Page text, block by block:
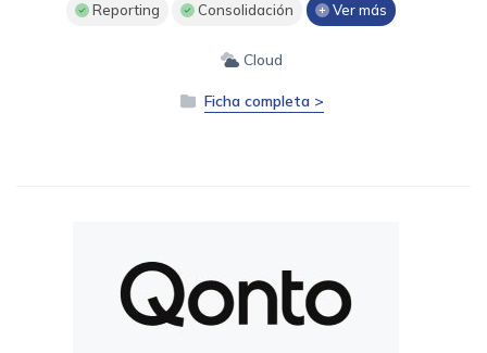
Reporting Consolidación Ver más
Cloud
Ficha completa >